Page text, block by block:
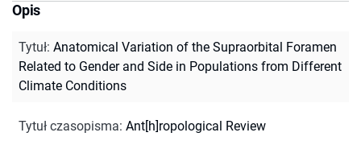
Opis
Tytuł: Anatomical Variation of the Supraorbital Foramen
Related to Gender and Side in Populations from Different
Climate Conditions
Tytuł czasopisma: Ant[h]ropological Review